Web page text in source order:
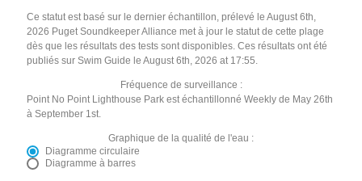
Ce statut est basé sur le dernier échantillon, prélevé le August 6th,
2026 Puget Soundkeeper Alliance met à jour le statut de cette plage
dès que les résultats des tests sont disponibles. Ces résultats ont été
publiés sur Swim Guide le August 6th, 2026 at 17:55.
Fréquence de surveillance :
Point No Point Lighthouse Park est échantillonné Weekly de May 26th
à September 1st.
Graphique de la qualité de l'eau :
Diagramme circulaire
Diagramme à barres